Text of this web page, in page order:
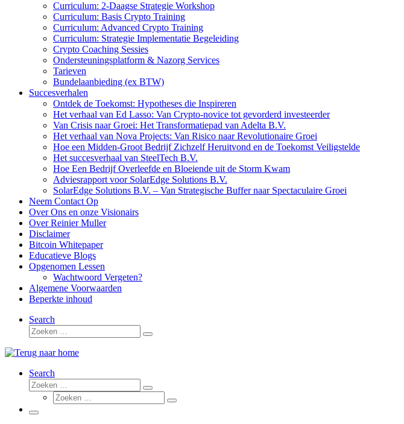
Curriculum: 2-Daagse Strategie Workshop
Curriculum: Basis Crypto Training
Curriculum: Advanced Crypto Training
Curriculum: Strategie Implementatie Begeleiding
Crypto Coaching Sessies
Ondersteuningsplatform & Nazorg Services
Tarieven
Bundelaanbieding (ex BTW)
Succesverhalen
Ontdek de Toekomst: Hypotheses die Inspireren
Het verhaal van Ed Lasso: Van Crypto-novice tot gevorderd investeerder
Van Crisis naar Groei: Het Transformatiepad van Adelta B.V.
Het verhaal van Nova Projects: Van Risico naar Revolutionaire Groei
Hoe een Midden-Groot Bedrijf Zichzelf Heruitvond en de Toekomst Veiligstelde
Het succesverhaal van SteelTech B.V.
Hoe Een Bedrijf Overleefde en Bloeiende uit de Storm Kwam
Adviesrapport voor SolarEdge Solutions B.V.
SolarEdge Solutions B.V. – Van Strategische Buffer naar Spectaculaire Groei
Neem Contact Op
Over Ons en onze Visionairs
Over Reinier Muller
Disclaimer
Bitcoin Whitepaper
Educatieve Blogs
Opgenomen Lessen
Wachtwoord Vergeten?
Algemene Voorwaarden
Beperkte inhoud
Search
Zoeken
Zoeken
Search
Zoeken
Zoeken
Zoeken
Zoeken
Menu